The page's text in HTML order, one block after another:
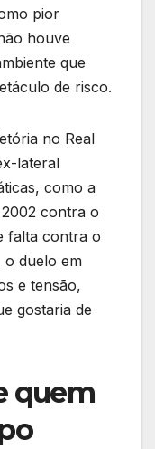
pior
houve
que
de risco.
no Real
lateral
como a
contra o
falta contra o
o duelo em
e tensão,
gostaria de
quem